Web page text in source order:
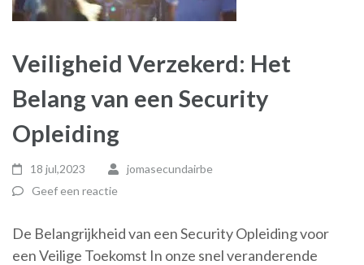
Veiligheid Verzekerd: Het
Belang van een Security
Opleiding
18 jul,2023
jomasecundairbe
Geef een reactie
De Belangrijkheid van een Security Opleiding voor
een Veilige Toekomst In onze snel veranderende